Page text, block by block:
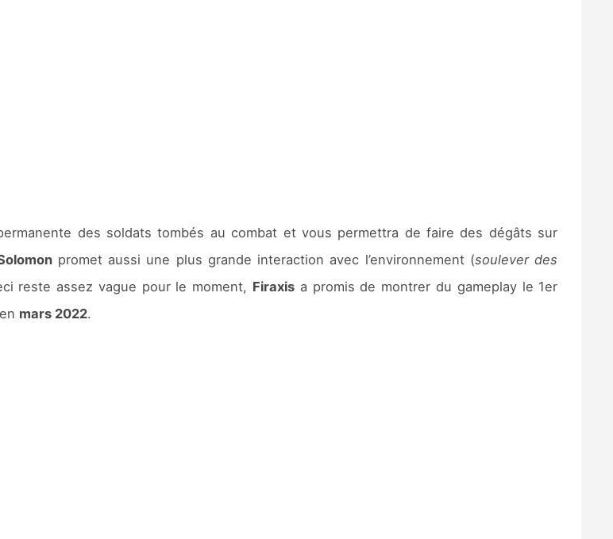
des soldats tombés au combat et vous permettra de faire des dégâts sur
promet aussi une plus grande interaction avec l’environnement (soulever des
reste assez vague pour le moment, Firaxis a promis de montrer du gameplay le 1er
mars 2022.